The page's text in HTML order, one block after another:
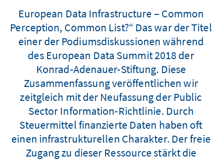
European Data Infrastructure – Common
Perception, Common List?“ Das war der Titel
einer der Podiumsdiskussionen während
des European Data Summit 2018 der
Konrad-Adenauer-Stiftung. Diese
Zusammenfassung veröffentlichen wir
zeitgleich mit der Neufassung der Public
Sector Information-Richtlinie. Durch
Steuermittel finanzierte Daten haben oft
einen infrastrukturellen Charakter. Der freie
Zugang zu dieser Ressource stärkt die